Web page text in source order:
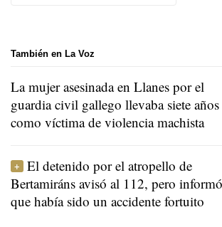
También en La Voz
La mujer asesinada en Llanes por el
guardia civil gallego llevaba siete años
como víctima de violencia machista
El detenido por el atropello de
Bertamiráns avisó al 112, pero
que había sido un accidente fortuito